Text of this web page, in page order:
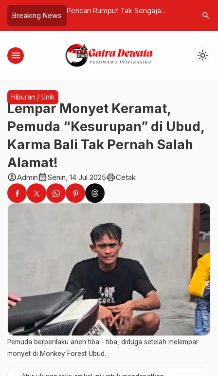
Breaking News
Sengaja
Berbentuk
Patung Kuno
USK Bali Gelar Pameran Kolektif
Keberagaman Lewat Jurnalisme
Visual
Toyota
Indonesia
search
menu light_mode
Hiburan / Unik
Lempar Monyet Keramat,
Pemuda “Kesurupan” di Ubud,
Karma Bali Tak Pernah Salah
Alamat!
account_circleAdmincalendar_monthSenin, 14 Jul 2025printCetak
Pemuda berperilaku aneh tiba - tiba, diduga setelah melempar
monyet di Monkey Forest Ubud.